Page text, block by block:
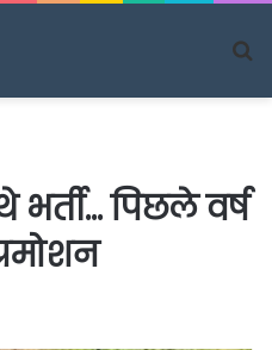
पिछले वर्ष